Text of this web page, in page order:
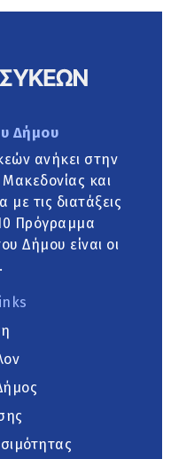
Δήμου
ανήκει στην
Μακεδονίας και
τις διατάξεις
Πρόγραμμα
Δήμου είναι οι